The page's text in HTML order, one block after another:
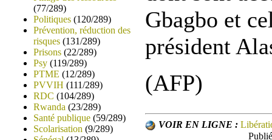
(77/289)
Politiques (120/289)
Prévention, réduction des
risques (131/289)
Prisons (22/289)
Psy (119/289)
PTME (12/289)
PVVIH (111/289)
RDC (104/289)
Rwanda (23/289)
Santé publique (59/289)
Scolarisation (9/289)
Gbagbo et
président
(AFP)
VOIR EN LIGNE :